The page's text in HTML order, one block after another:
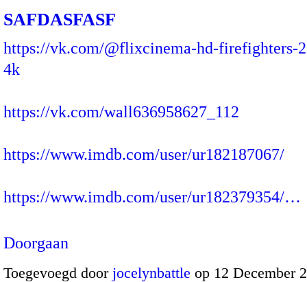
SAFDASFASF
https://vk.com/@flixcinema-hd-firefighters-
4k
https://vk.com/wall636958627_112
https://www.imdb.com/user/ur182187067/
https://www.imdb.com/user/ur182379354/…
Doorgaan
Toegevoegd door jocelynbattle op 12 December